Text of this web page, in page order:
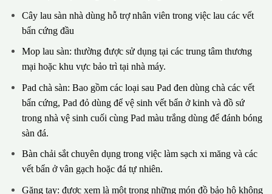
Cây lau sàn nhà dùng hỗ trợ nhân viên trong việc lau các vết
bẩn cứng đầu
Mop lau sàn: thường được sử dụng tại các trung tâm thương
mại hoặc khu vực bảo trì tại nhà máy.
Pad chà sàn: Bao gồm các loại sau Pad đen dùng chà các vết
bẩn cứng, Pad đỏ dùng để vệ sinh vết bẩn ở kinh và đồ sứ
trong nhà vệ sinh cuối cùng Pad màu trắng dùng để đánh bóng
sàn đá.
Bàn chải sắt chuyên dụng trong việc làm sạch xi măng và các
vết bẩn ở vân gạch hoặc đá tự nhiên.
Găng tay: được xem là một trong những món đồ bảo hộ không